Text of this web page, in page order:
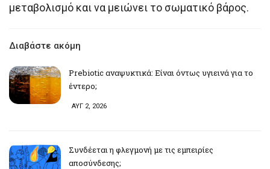
μεταβολισμό και να μειώνει το σωματικό βάρος.
Διαβάστε ακόμη
Prebiotic αναψυκτικά: Είναι όντως υγιεινά για το
έντερο;
ΑΥΓ 2, 2026
Συνδέεται η φλεγμονή με τις εμπειρίες
αποσύνδεσης;